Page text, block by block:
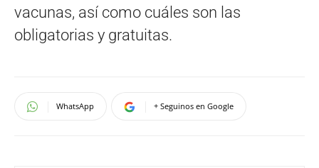
vacunas, así como cuáles son las
obligatorias y gratuitas.
WhatsApp + Seguinos en Google